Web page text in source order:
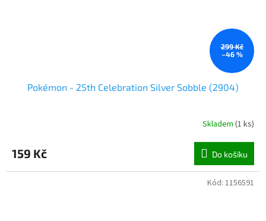
299 Kč
–46 %
Pokémon - 25th Celebration Silver Sobble (2904)
Skladem (1 ks)
159 Kč Do košíku
Kód: 1156591